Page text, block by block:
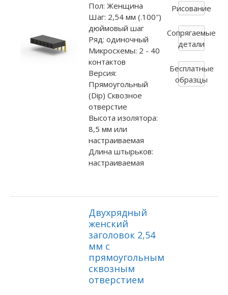
Пол: Женщина
Шаг: 2,54 мм (.100″)
дюймовый шаг
Ряд: одиночный
Микросхемы: 2 - 40
контактов
Версия:
Прямоугольный
(Dip) Сквозное
отверстие
Высота изолятора:
8,5 мм или
настраиваемая
Длина штырьков:
настраиваемая
Рисование
Сопрягаемые
детали
Бесплатные
образцы
Двухрядный
женский
заголовок 2,54
мм с
прямоугольным
сквозным
отверстием